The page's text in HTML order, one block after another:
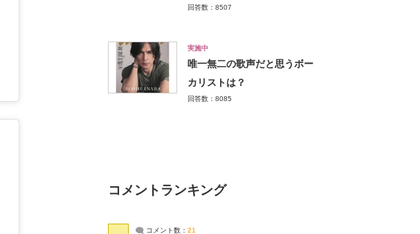
回答数：8507
実施中
唯一無二の歌声だと思うボー
カリストは？
回答数：8085
コメントランキング
コメント数： 21